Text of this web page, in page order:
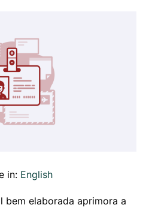
in: English
bem elaborada aprimora a